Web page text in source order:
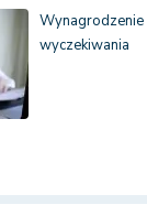
wyczekiwania